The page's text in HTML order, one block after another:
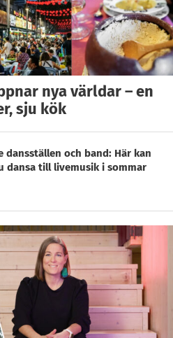
nya världar – en
sju kök
dansställen och band: Här kan
dansa till livemusik i sommar